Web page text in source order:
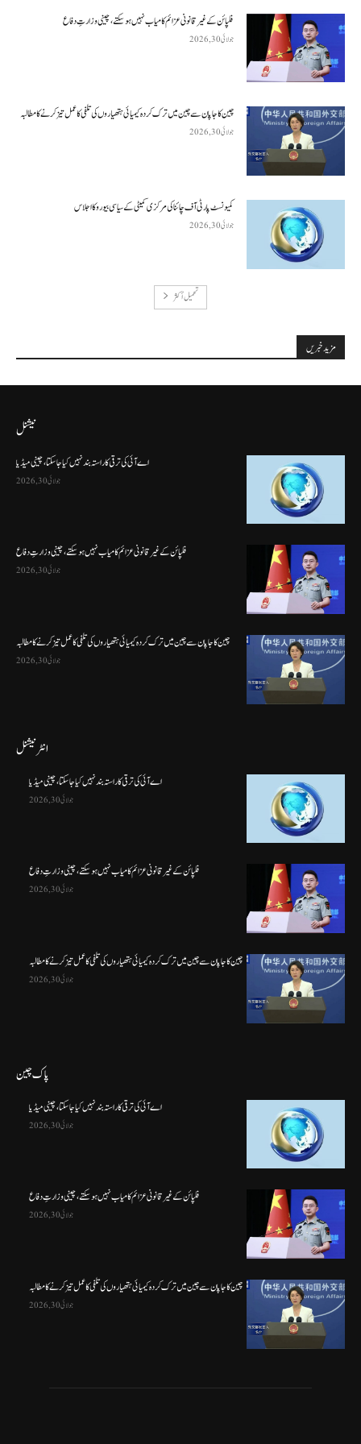
فلپائن کے غیر قانونی عزائم کامیاب نہیں ہو سکتے ، چینی وزارتِ دفاع
جولائی 30, 2026
چین کا جاپان سے چین میں ترک کردہ کیمیائی ہتھیاروں کی تلفی کا عمل تیز کرنے کا مطالبہ
جولائی 30, 2026
کمیونسٹ پارٹی آف چائنا کی مرکزی کمیٹی کے سیاسی بیورو کا اجلاس
جولائی 30, 2026
تحميل أكثر
مزید خبریں
نیشنل
اے آئی کی ترقی کا راستہ بند نہیں کیا جا سکتا، چینی میڈیا
جولائی 30, 2026
فلپائن کے غیر قانونی عزائم کامیاب نہیں ہو سکتے ، چینی وزارتِ دفاع
جولائی 30, 2026
چین کا جاپان سے چین میں ترک کردہ کیمیائی ہتھیاروں کی تلفی کا عمل تیز کرنے کا مطالبہ
جولائی 30, 2026
انٹرنیشنل
اے آئی کی ترقی کا راستہ بند نہیں کیا جا سکتا، چینی میڈیا
جولائی 30, 2026
فلپائن کے غیر قانونی عزائم کامیاب نہیں ہو سکتے ، چینی وزارتِ دفاع
جولائی 30, 2026
چین کا جاپان سے چین میں ترک کردہ کیمیائی ہتھیاروں کی تلفی کا عمل تیز کرنے کا مطالبہ
جولائی 30, 2026
پاک چین
اے آئی کی ترقی کا راستہ بند نہیں کیا جا سکتا، چینی میڈیا
جولائی 30, 2026
فلپائن کے غیر قانونی عزائم کامیاب نہیں ہو سکتے ، چینی وزارتِ دفاع
جولائی 30, 2026
چین کا جاپان سے چین میں ترک کردہ کیمیائی ہتھیاروں کی تلفی کا عمل تیز کرنے کا مطالبہ
جولائی 30, 2026